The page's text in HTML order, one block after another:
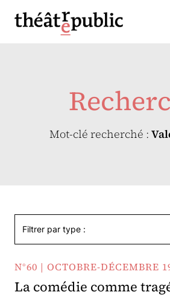
Mot-clé recherché :
Filtrer par type :
N°60 | OCTOBRE-DÉCEMBRE
La comédie comme